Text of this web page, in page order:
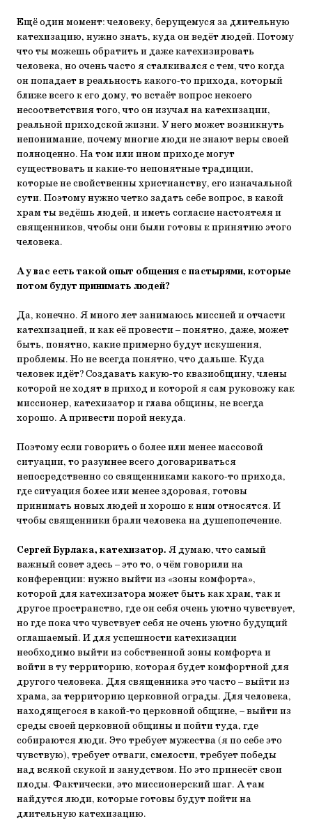
Ещё один момент: человеку, берущемуся за длительную
катехизацию, нужно знать, куда он ведёт людей. Потому
что ты можешь обратить и даже катехизировать
человека, но очень часто я сталкивался с тем, что когда
он попадает в реальность какого-то прихода, который
ближе всего к его дому, то встаёт вопрос некоего
несоответствия того, что он изучал на катехизации,
реальной приходской жизни. У него может возникнуть
непонимание, почему многие люди не знают веры своей
полноценно. На том или ином приходе могут
существовать и какие-то непонятные традиции,
которые не свойственны христианству, его изначальной
сути. Поэтому нужно четко задать себе вопрос, в какой
храм ты ведёшь людей, и иметь согласие настоятеля и
священников, чтобы они были готовы к принятию этого
человека.
А у вас есть такой опыт общения с пастырями, которые
потом будут принимать людей?
Да, конечно. Я много лет занимаюсь миссией и отчасти
катехизацией, и как её провести – понятно, даже, может
быть, понятно, какие примерно будут искушения,
проблемы. Но не всегда понятно, что дальше. Куда
человек идёт? Создавать какую-то квазиобщину, члены
которой не ходят в приход и которой я сам руковожу как
миссионер, катехизатор и глава общины, не всегда
хорошо. А привести порой некуда.
Поэтому если говорить о более или менее массовой
ситуации, то разумнее всего договариваться
непосредственно со священниками какого-то прихода,
где ситуация более или менее здоровая, готовы
принимать новых людей и хорошо к ним относятся. И
чтобы священники брали человека на душепопечение.
Сергей Бурлака, катехизатор. Я думаю, что самый
важный совет здесь – это то, о чём говорили на
конференции: нужно выйти из «зоны комфорта»,
которой для катехизатора может быть как храм, так и
другое пространство, где он себя очень уютно чувствует,
но где пока что чувствует себя не очень уютно будущий
оглашаемый. И для успешности катехизации
необходимо выйти из собственной зоны комфорта и
войти в ту территорию, которая будет комфортной для
другого человека. Для священника это часто – выйти из
храма, за территорию церковной ограды. Для человека,
находящегося в какой-то церковной общине, – выйти из
среды своей церковной общины и пойти туда, где
собираются люди. Это требует мужества (я по себе это
чувствую), требует отваги, смелости, требует победы
над всякой скукой и занудством. Но это принесёт свои
плоды. Фактически, это миссионерский шаг. А там
найдутся люди, которые готовы будут пойти на
длительную катехизацию.